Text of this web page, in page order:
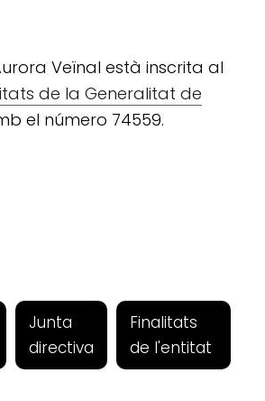
Veïnal està inscrita al
de la Generalitat de
el número 74559.
Junta
directiva
Finalitats
de l'entitat